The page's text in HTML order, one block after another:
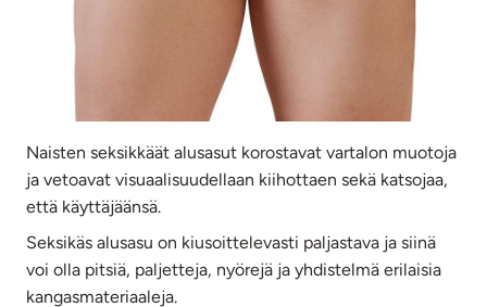
Naisten seksikkäät alusasut korostavat vartalon muotoja
ja vetoavat visuaalisuudellaan kiihottaen sekä katsojaa,
että käyttäjäänsä.
Seksikäs alusasu on kiusoittelevasti paljastava ja siinä
voi olla pitsiä, paljetteja, nyörejä ja yhdistelmä erilaisia
kangasmateriaaleja.